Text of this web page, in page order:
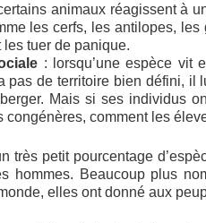
animaux réagissent à
les cerfs, les antilopes,
tuer de panique.
: lorsqu’une espèce vit
pas de territoire bien défini, il
Mais si ses individus
congénères, comment les
très petit pourcentage
hommes. Beaucoup plus
elles ont donné aux